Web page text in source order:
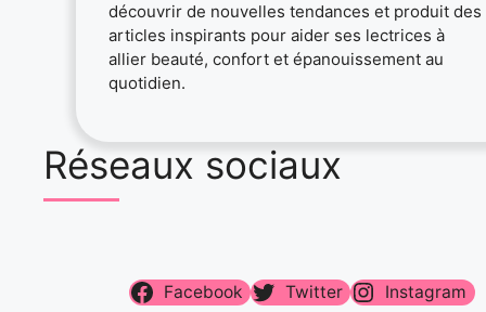
découvrir de nouvelles tendances et produit des
articles inspirants pour aider ses lectrices à
allier beauté, confort et épanouissement au
quotidien.
Réseaux sociaux
Facebook Twitter Instagram